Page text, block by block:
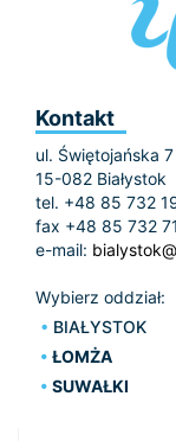
Kontakt
ul. Świętojańska 7
15-082 Białystok
tel. +48 85 732
fax +48 85 732
e-mail:
Wybierz oddział:
BIAŁYSTOK
ŁOMŻA
SUWAŁKI